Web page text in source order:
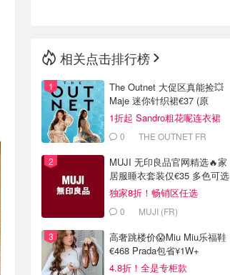
相关点击排行榜
The Outnet 大促区真能捡💥
Maje 迷你针织裙€37 (原
€175）
1折起 Sandro粗花呢连衣裙
€820 THE OUTNET FR
MUJI 无印良品官网精选🔥家
居服睡衣套装仅€35 多色可选
独家8折！畅销区任选
0 MUJI (FR)
高奢跳楼价😱Miu Miu乐福鞋
€468 Prada包省¥1W+
4.8折！全是专柜款